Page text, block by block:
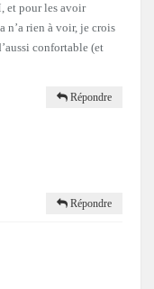
et pour les avoir
n’a rien à voir, je crois
confortable (et
Répondre
Répondre